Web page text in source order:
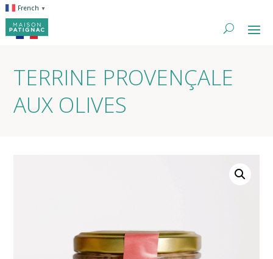
French ▼
TERRINE PROVENÇALE
AUX OLIVES